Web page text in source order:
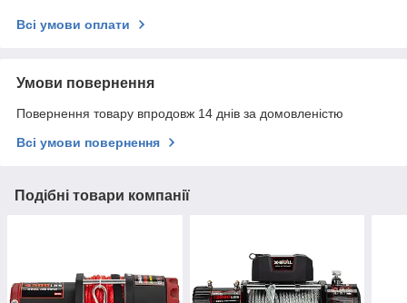
Всі умови оплати
Умови повернення
Повернення товару впродовж 14 днів за домовленістю
Всі умови повернення
Подібні товари компанії